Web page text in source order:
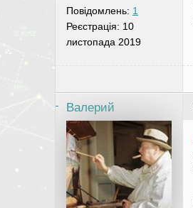
Повідомлень: 1
Реєстрація: 10
листопада 2019
Валерий